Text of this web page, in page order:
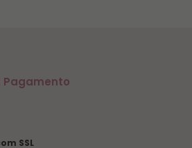
Pagamento
SSL